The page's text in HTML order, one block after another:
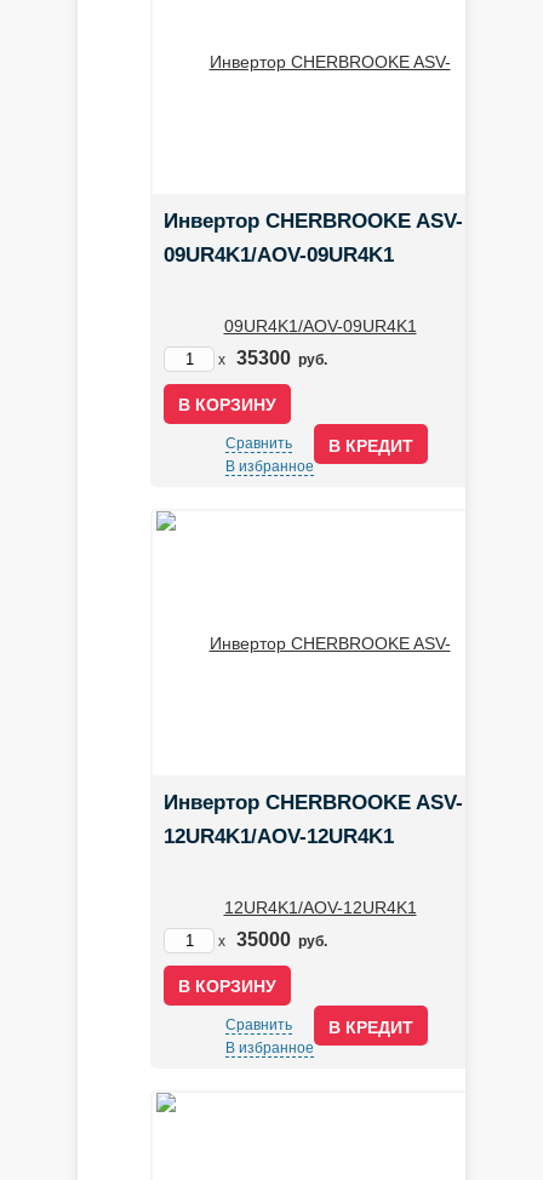
Инвертор CHERBROOKE ASV-
09UR4K1/AOV-09UR4K1
x 35300 руб.
В КРЕДИТ
Сравнить
В избранное
Инвертор CHERBROOKE ASV-
12UR4K1/AOV-12UR4K1
x 35000 руб.
В КРЕДИТ
Сравнить
В избранное